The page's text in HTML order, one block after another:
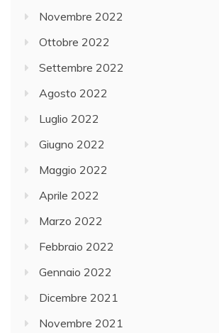
Novembre 2022
Ottobre 2022
Settembre 2022
Agosto 2022
Luglio 2022
Giugno 2022
Maggio 2022
Aprile 2022
Marzo 2022
Febbraio 2022
Gennaio 2022
Dicembre 2021
Novembre 2021